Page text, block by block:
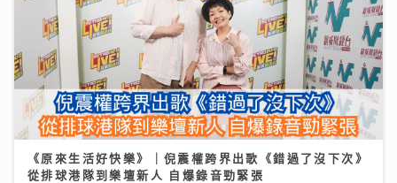
《原來生活好快樂》｜倪震權跨界出歌《錯過了沒下次》
從排球港隊到樂壇新人 自爆錄音勁緊張